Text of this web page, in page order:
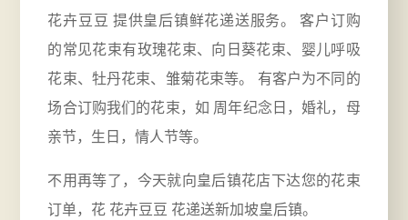
花卉豆豆 提供皇后镇鲜花递送服务。 客户订购
的常见花束有玫瑰花束、向日葵花束、婴儿呼吸
花束、牡丹花束、雏菊花束等。 有客户为不同的
场合订购我们的花束，如 周年纪念日，婚礼，母
亲节，生日，情人节等。
不用再等了，今天就向皇后镇花店下达您的花束
订单，花 花卉豆豆 花递送新加坡皇后镇。